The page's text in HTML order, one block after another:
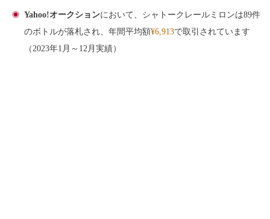
Yahoo!オークションにおいて、シャトークレールミロンは89件
のボトルが落札され、年間平均額¥6,913で取引されています
（2023年1月～12月実績）